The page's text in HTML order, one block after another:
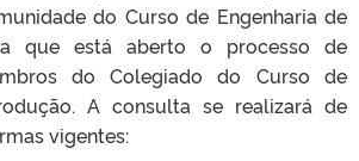
do Curso de Engenharia de
que está aberto o processo de
do Colegiado do Curso de
A consulta se realizará de
vigentes: